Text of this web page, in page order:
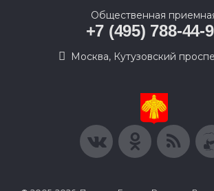
Общественная
+7 (495) 788-44-
Москва, Кутузовский